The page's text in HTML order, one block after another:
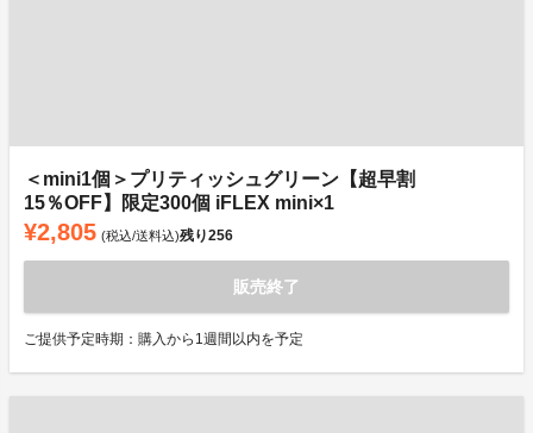
＜mini1個＞プリティッシュグリーン【超早割
15％OFF】限定300個 iFLEX mini×1
¥2,805 (税込/送料込)残り256
販売終了
ご提供予定時期：購入から1週間以内を予定